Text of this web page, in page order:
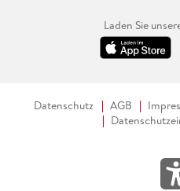
Laden Sie
Datenschutz AGB